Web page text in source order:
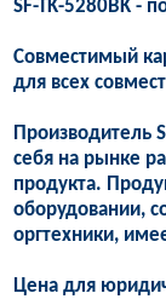
SF-TK-5280BK -
Совместимый
для всех
Производитель
себя на рынке
продукта.
оборудовании,
оргтехники,
Цена для